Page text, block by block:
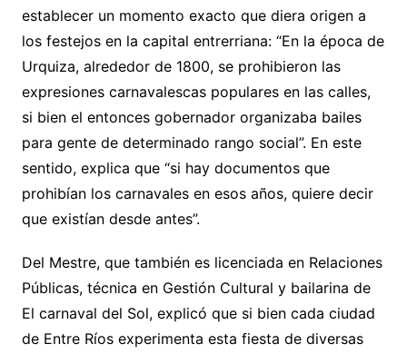
establecer un momento exacto que diera origen a
los festejos en la capital entrerriana: “En la época de
Urquiza, alrededor de 1800, se prohibieron las
expresiones carnavalescas populares en las calles,
si bien el entonces gobernador organizaba bailes
para gente de determinado rango social”. En este
sentido, explica que “si hay documentos que
prohibían los carnavales en esos años, quiere decir
que existían desde antes”.
Del Mestre, que también es licenciada en Relaciones
Públicas, técnica en Gestión Cultural y bailarina de
El carnaval del Sol, explicó que si bien cada ciudad
de Entre Ríos experimenta esta fiesta de diversas